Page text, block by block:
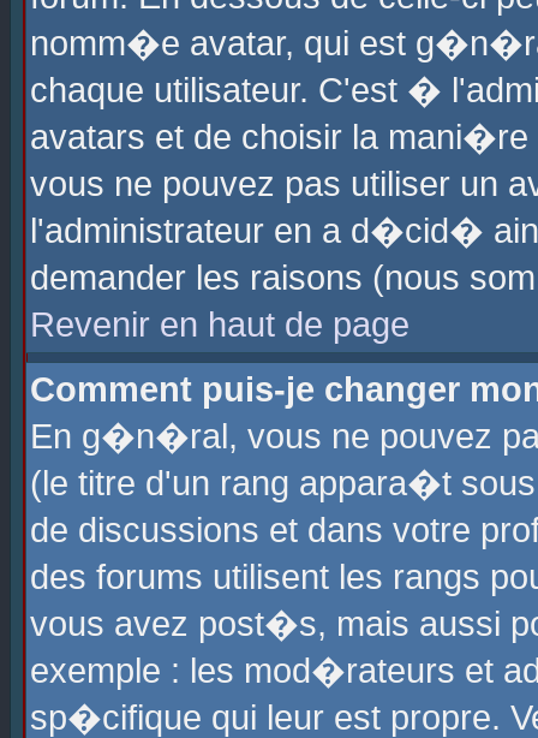
nomm�e avatar, qui est
chaque utilisateur. C'est �
avatars et de choisir la
vous ne pouvez pas utiliser un
l'administrateur en a d�cid�
demander les raisons (nous
Revenir en haut de page
Comment puis-je changer
En g�n�ral, vous ne pouvez
(le titre d'un rang appara�t
de discussions et dans votre
des forums utilisent les rangs
vous avez post�s, mais aussi
exemple : les mod�rateurs et
sp�cifique qui leur est propre.